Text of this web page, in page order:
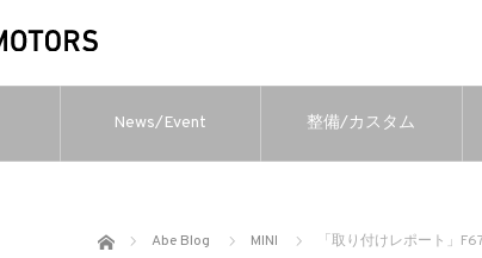
News/Event 整備/カスタム
ホーム Abe Blog MINI 「取り付けレポート」